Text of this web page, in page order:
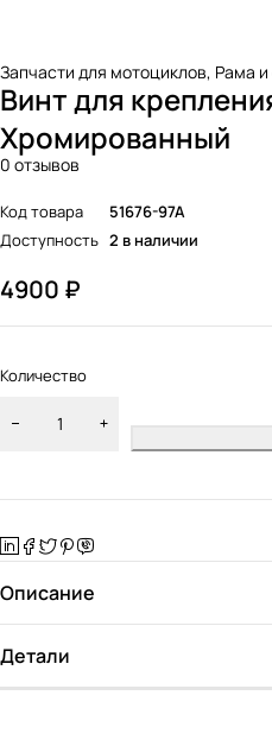
Запчасти для мотоциклов, Рама и
Винт для
Хромированный
0 отзывов
Код товара
51676-97A
Доступность 2 в наличии
4900 ₽
Количество
Описание
Детали